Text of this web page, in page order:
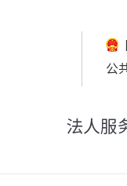
公
法人服